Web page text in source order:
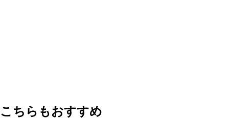
こちらもおすすめ